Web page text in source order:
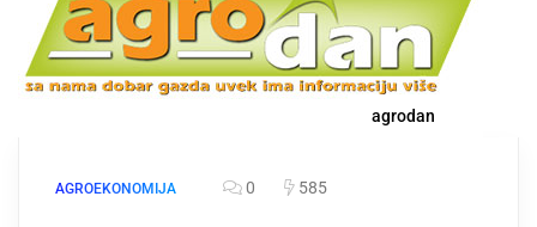
agrodan
AGROEKONOMIJA 0 585